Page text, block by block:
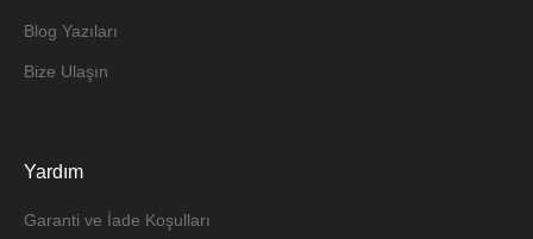
Blog Yazıları
Bize Ulaşın
Yardım
Garanti ve İade Koşulları